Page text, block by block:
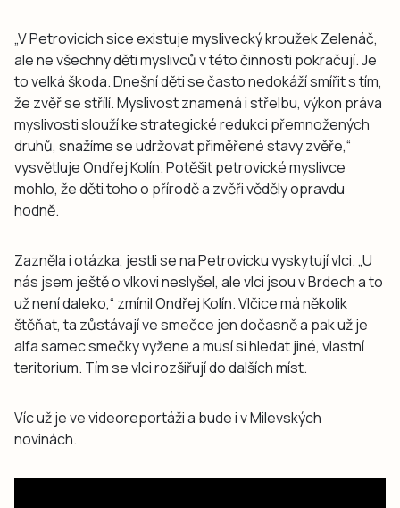
„V Petrovicích sice existuje myslivecký kroužek Zelenáč,
ale ne všechny děti myslivců v této činnosti pokračují. Je
to velká škoda. Dnešní děti se často nedokáží smířit s tím,
že zvěř se střílí. Myslivost znamená i střelbu, výkon práva
myslivosti slouží ke strategické redukci přemnožených
druhů, snažíme se udržovat přiměřené stavy zvěře,“
vysvětluje Ondřej Kolín. Potěšit petrovické myslivce
mohlo, že děti toho o přírodě a zvěři věděly opravdu
hodně.
Zazněla i otázka, jestli se na Petrovicku vyskytují vlci. „U
nás jsem ještě o vlkovi neslyšel, ale vlci jsou v Brdech a to
už není daleko,“ zmínil Ondřej Kolín. Vlčice má několik
štěňat, ta zůstávají ve smečce jen dočasně a pak už je
alfa samec smečky vyžene a musí si hledat jiné, vlastní
teritorium. Tím se vlci rozšiřují do dalších míst.
Víc už je ve videoreportáži a bude i v Milevských
novinách.